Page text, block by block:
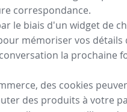
correspondance.
le biais d'un widget de
mémoriser vos
la prochaine
des cookies
des produits à votre